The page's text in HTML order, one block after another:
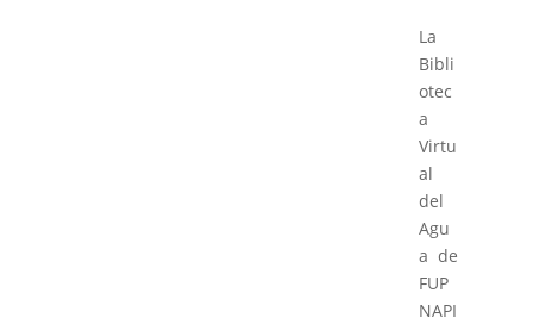
La
Bibli
otec
a
Virtu
al
del
Agu
a de
FUP
NAPI